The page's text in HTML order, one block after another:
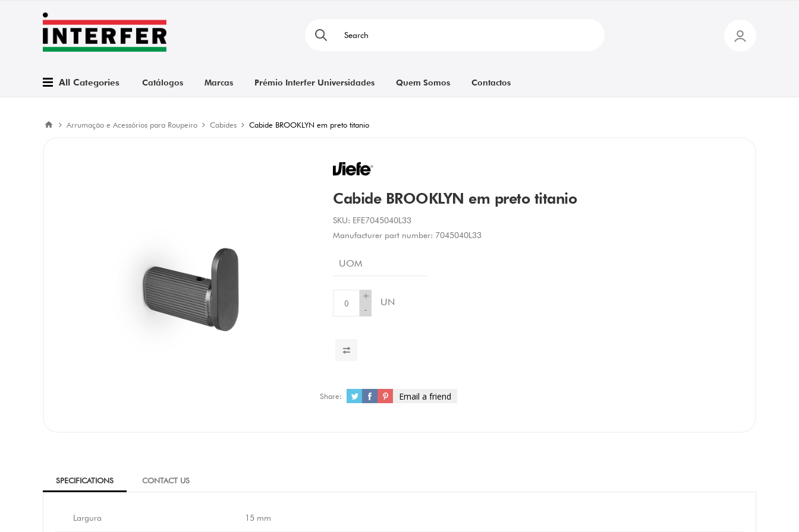
All Categories Catálogos Marcas Prémio Interfer Universidades Quem Somos Contactos
Arrumação e Acessórios para Roupeiro Cabides Cabide BROOKLYN em preto titanio
Cabide BROOKLYN em preto titanio
SKU: EFE7045040L33
Manufacturer part number: 7045040L33
UOM
+
-
UN
Share: Email a friend
SPECIFICATIONS CONTACT US
Largura 15 mm